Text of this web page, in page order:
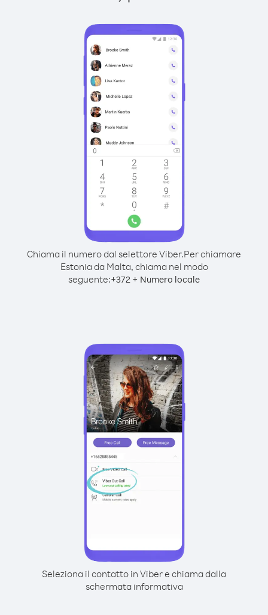
Chiama il numero dal selettore Viber.Per chiamare
Estonia da Malta, chiama nel modo
seguente:+372 + Numero locale
Seleziona il contatto in Viber e chiama dalla
schermata informativa